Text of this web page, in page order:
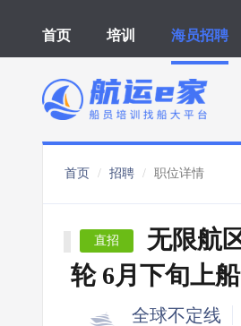
首页 培训 海员招聘
首页 招聘 职位详情
直招
无限航
轮 6月下旬上船
全球不定线